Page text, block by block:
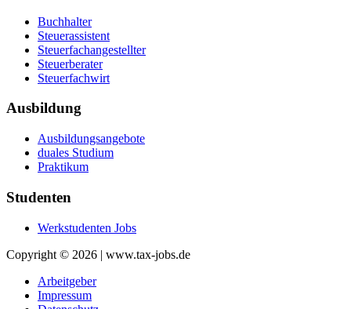
Buchhalter
Steuerassistent
Steuerfachangestellter
Steuerberater
Steuerfachwirt
Ausbildung
Ausbildungsangebote
duales Studium
Praktikum
Studenten
Werkstudenten Jobs
Copyright © 2026 | www.tax-jobs.de
Arbeitgeber
Impressum